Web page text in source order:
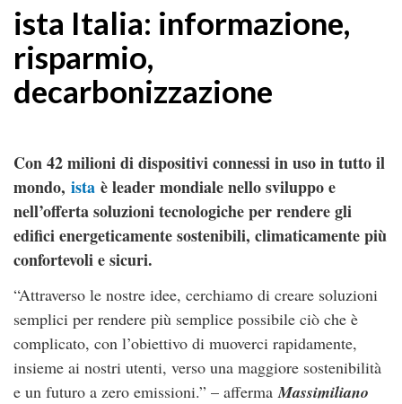
ista Italia: informazione,
risparmio,
decarbonizzazione
Con 42 milioni di dispositivi connessi in uso in tutto il
mondo, ista è leader mondiale nello sviluppo e
nell’offerta soluzioni tecnologiche per rendere gli
edifici energeticamente sostenibili, climaticamente più
confortevoli e sicuri.
“Attraverso le nostre idee, cerchiamo di creare soluzioni
semplici per rendere più semplice possibile ciò che è
complicato, con l’obiettivo di muoverci rapidamente,
insieme ai nostri utenti, verso una maggiore sostenibilità
e un futuro a zero emissioni.” – affermaMassimiliano